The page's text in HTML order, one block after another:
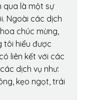
qua là một sự
Ngoài các dịch
chúc mừng,
tôi hiểu được
liên kết với các
dịch vụ như:
kẹo ngọt, trái